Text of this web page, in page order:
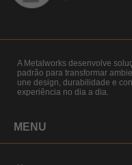
A Metalworks desenvolve
padrão para transformar
une design, durabilidade e
experiência no dia a dia.
MENU